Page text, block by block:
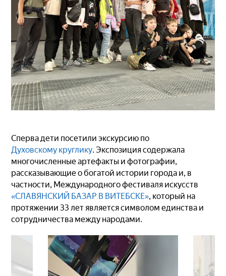
Сперва дети посетили экскурсию по
Духовскому круглику. Экспозиция содержала
многочисленные артефакты и фотографии,
рассказывающие о богатой истории города и, в
частности, Международного фестиваля искусств
«СЛАВЯНСКИЙ БАЗАР В ВИТЕБСКЕ», который на
протяжении 33 лет является символом единства и
сотрудничества между народами.